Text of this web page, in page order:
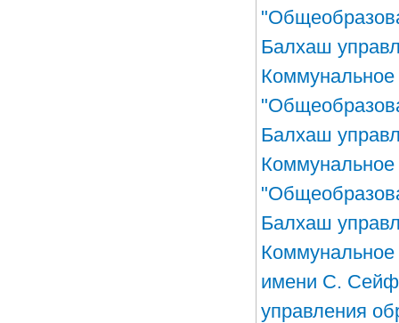
Балхаш
Коммунальное
Балхаш
Коммунальное
Балхаш
имени С.
управления